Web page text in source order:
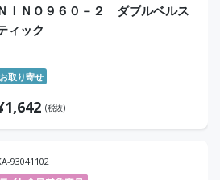
ＩＮＯ９６０－２ ダブルベルス
ィック
お取り寄せ
1,642 (税抜)
93041102